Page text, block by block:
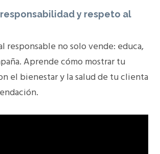
y respeto al
responsable no solo vende: educa,
Aprende cómo mostrar tu
el bienestar y la salud de tu clienta